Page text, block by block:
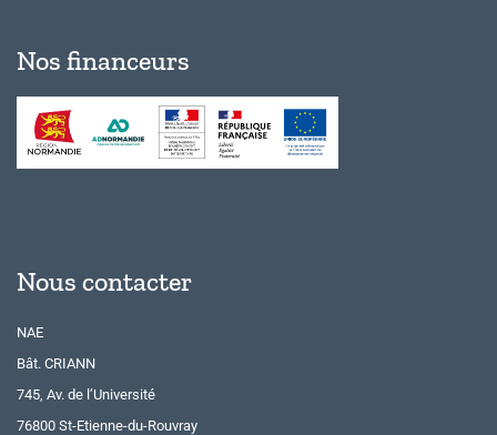
Nos financeurs
Nous contacter
NAE
Bât. CRIANN
745, Av. de l’Université
76800 St-Etienne-du-Rouvray